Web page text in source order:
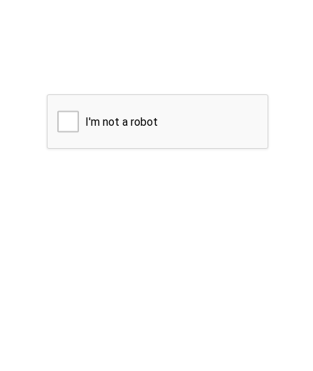
I'm not a robot